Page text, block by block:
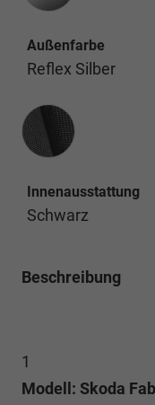
Außenfarbe
Reflex Silber
Innenausstattung
Innenausstattung
Schwarz
Beschreibung
1
Modell: Skoda